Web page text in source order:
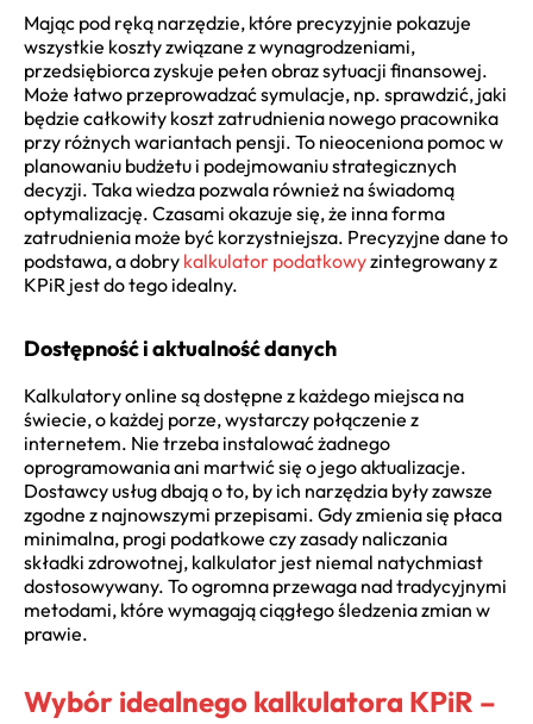
Mając pod ręką narzędzie, które precyzyjnie pokazuje
wszystkie koszty związane z wynagrodzeniami,
przedsiębiorca zyskuje pełen obraz sytuacji finansowej.
Może łatwo przeprowadzać symulacje, np. sprawdzić, jaki
będzie całkowity koszt zatrudnienia nowego pracownika
przy różnych wariantach pensji. To nieoceniona pomoc w
planowaniu budżetu i podejmowaniu strategicznych
decyzji. Taka wiedza pozwala również na świadomą
optymalizację. Czasami okazuje się, że inna forma
zatrudnienia może być korzystniejsza. Precyzyjne dane to
podstawa, a dobry kalkulator podatkowyzintegrowany z
KPiR jest do tego idealny.
Dostępność i aktualność danych
Kalkulatory online są dostępne z każdego miejsca na
świecie, o każdej porze, wystarczy połączenie z
internetem. Nie trzeba instalować żadnego
oprogramowania ani martwić się o jego aktualizacje.
Dostawcy usług dbają o to, by ich narzędzia były zawsze
zgodne z najnowszymi przepisami. Gdy zmienia się płaca
minimalna, progi podatkowe czy zasady naliczania
składki zdrowotnej, kalkulator jest niemal natychmiast
dostosowywany. To ogromna przewaga nad tradycyjnymi
metodami, które wymagają ciągłego śledzenia zmian w
prawie.
Wybór idealnego kalkulatora KPiR –